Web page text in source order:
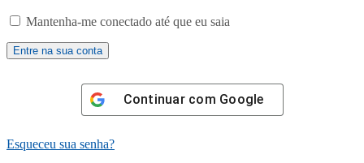
Mantenha-me conectado até que eu saia
Continuar com Google
Esqueceu sua senha?